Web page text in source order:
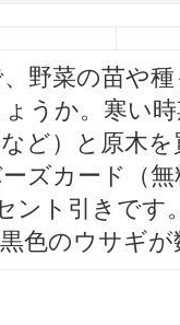
野菜の苗や
うか。寒い
ど）と原木を
ズカード（
ント引きです
色のウサギ